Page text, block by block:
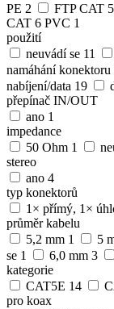
PE 2 FTP CAT
CAT 6 PVC 1
použití
neuvádí se 11
namáhání konektoru
nabíjení/data 19
přepínač IN/OUT
ano 1
impedance
50 Ohm 1
stereo
ano 4
typ konektorů
1× přímý, 1×
průměr kabelu
5,2 mm 1 5
se 1 6,0 mm 3
kategorie
CAT5E 14
pro koax